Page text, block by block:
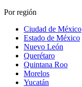
Por región
Ciudad de México
Estado de México
Nuevo León
Querétaro
Quintana Roo
Morelos
Yucatán